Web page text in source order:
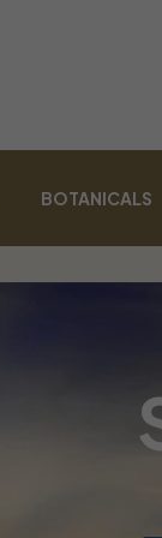
BOTANICALS